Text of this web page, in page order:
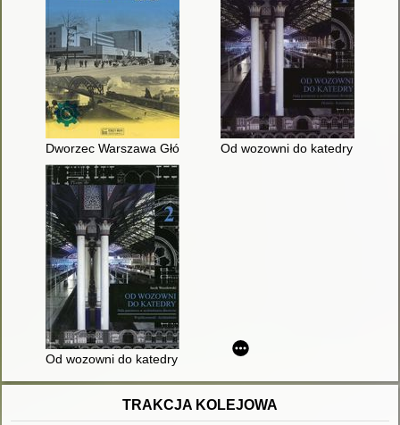
Dworzec Warszawa Główna i linia średnicowa : 1921-1949
Od wozowni do katedry : hala
Od wozowni do katedry : hala peronowa w architekturze
TRAKCJA KOLEJOWA